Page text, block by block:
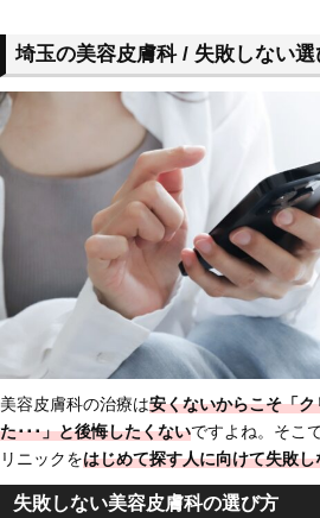
埼玉の美容皮膚科 / 失敗しない選
美容皮膚科の治療は安くないからこそ「
た･･･」と後悔したくないですよね。そこ
リニックをはじめて探す人に向けて失敗し
失敗しない美容皮膚科の選び方